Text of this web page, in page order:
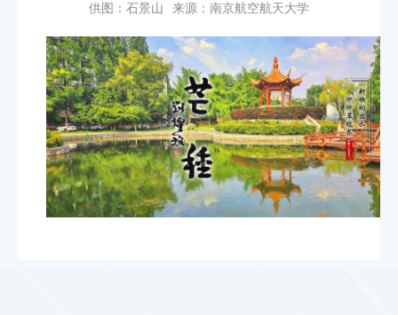
供图：石景山
来源：南京航空航天大学